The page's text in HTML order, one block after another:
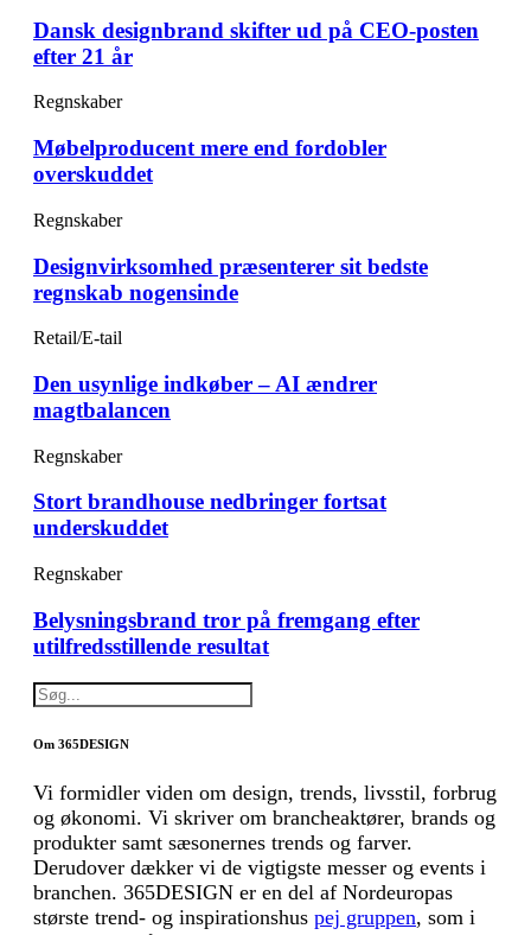
Dansk designbrand skifter ud på CEO-posten
efter 21 år
Regnskaber
Møbelproducent mere end fordobler
overskuddet
Regnskaber
Designvirksomhed præsenterer sit bedste
regnskab nogensinde
Retail/E-tail
Den usynlige indkøber – AI ændrer
magtbalancen
Regnskaber
Stort brandhouse nedbringer fortsat
underskuddet
Regnskaber
Belysningsbrand tror på fremgang efter
utilfredsstillende resultat
Om 365DESIGN
Vi formidler viden om design, trends, livsstil, forbrug
og økonomi. Vi skriver om brancheaktører, brands og
produkter samt sæsonernes trends og farver.
Derudover dækker vi de vigtigste messer og events i
branchen. 365DESIGN er en del af Nordeuropas
største trend- og inspirationshus pej gruppen, som i